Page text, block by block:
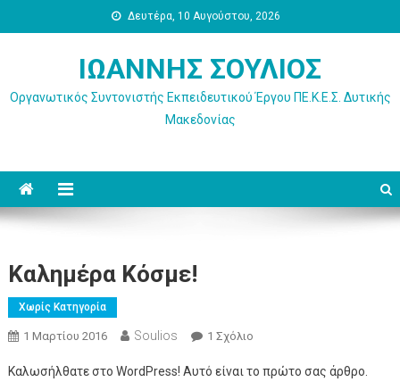
Μεταπηδήστε στο περιεχόμενοΔευτέρα, 10 Αυγούστου, 2026
ΙΩΑΝΝΗΣ ΣΟΥΛΙΟΣ
Οργανωτικός Συντονιστής Εκπειδευτικού Έργου ΠΕ.Κ.Ε.Σ. Δυτικής
Μακεδονίας
Καλημέρα Κόσμε!
Χωρίς Κατηγορία
1 Μαρτίου 2016 Soulios 1 Σχόλιο
Καλωσήλθατε στο WordPress! Αυτό είναι το πρώτο σας άρθρο.